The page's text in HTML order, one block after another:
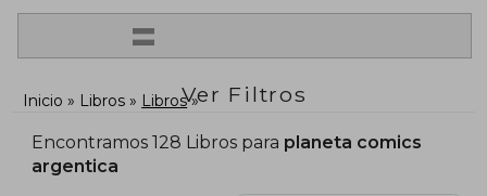
=
Ver Filtros
Inicio Libros Libros
Encontramos 128 Libros para planeta comics
argentica